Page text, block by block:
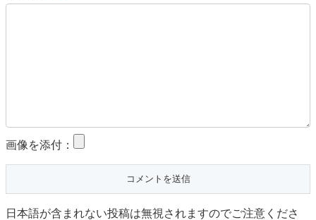
画像を添付：
日本語が含まれない投稿は無視されますのでご注意くださ